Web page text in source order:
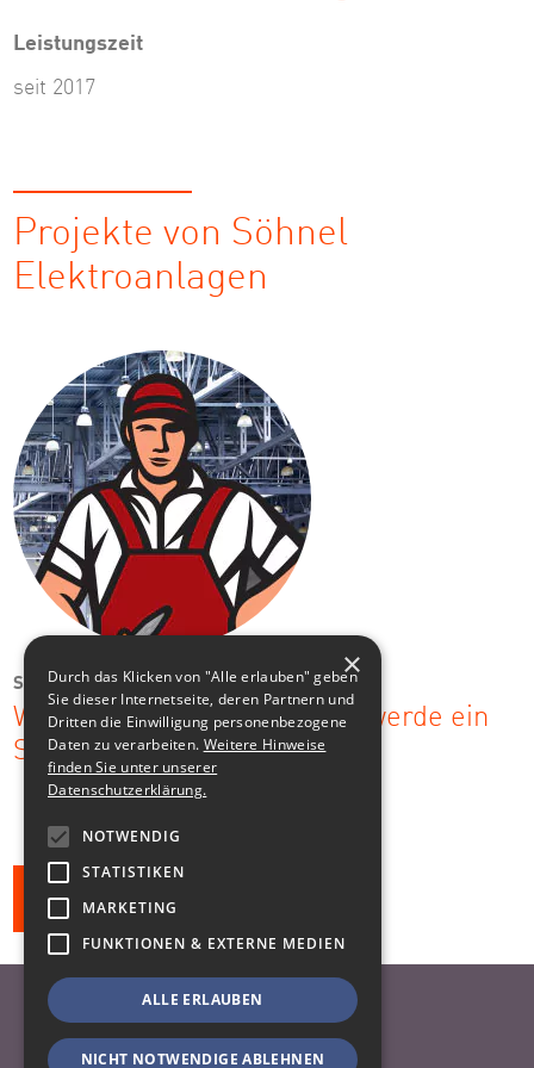
Leistungszeit
seit 2017
Projekte von Söhnel
Elektroanlagen
Söhnel Elektroanlagen
Werde ein Elektriker – oder werde ein
Söhnel!
Alle Klienten
Nach oben
Datenschutzhinweise
×
Durch das Klicken von "Alle erlauben" geben
Sie dieser Internetseite, deren Partnern und
Dritten die Einwilligung personenbezogene
Daten zu verarbeiten. Weitere Hinweise
finden Sie unter unserer
Datenschutzerklärung.
NOTWENDIG
STATISTIKEN
MARKETING
FUNKTIONEN & EXTERNE MEDIEN
ALLE ERLAUBEN
NICHT NOTWENDIGE ABLEHNEN